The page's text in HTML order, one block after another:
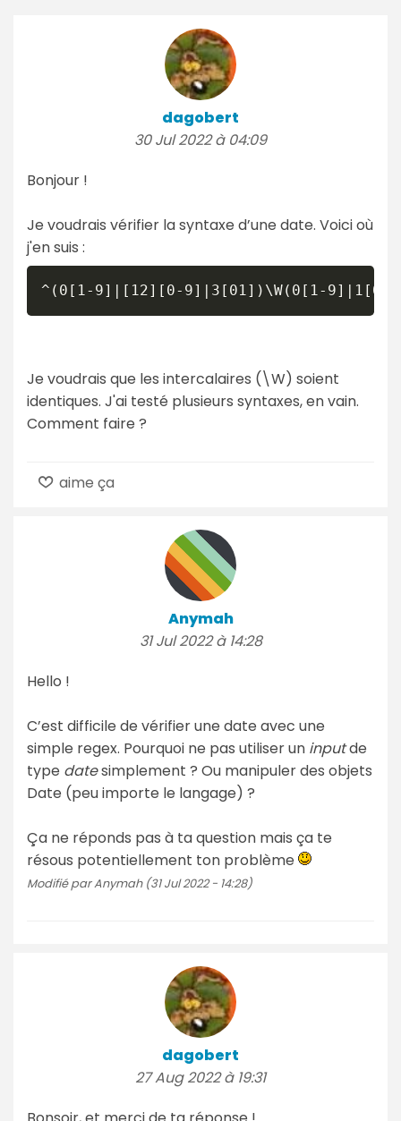
dagobert
30 Jul 2022 à 04:09
Bonjour !
Je voudrais vérifier la syntaxe d’une date. Voici où
j'en suis :
^(0[1-9]|[12][0-9]|3[01])\W(0[1-
Je voudrais que les intercalaires (\W) soient
identiques. J'ai testé plusieurs syntaxes, en vain.
Comment faire ?
aime ça
Anymah
31 Jul 2022 à 14:28
Hello !
C’est difficile de vérifier une date avec une
simple regex. Pourquoi ne pas utiliser un inputde
type datesimplement ? Ou manipuler des objets
Date (peu importe le langage) ?
Ça ne réponds pas à ta question mais ça te
résous potentiellement ton problème
Modifié par Anymah (31 Jul 2022 - 14:28)
dagobert
27 Aug 2022 à 19:31